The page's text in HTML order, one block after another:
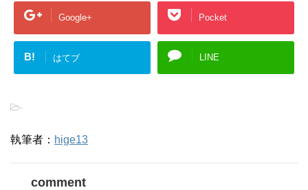
Google+ Pocket
B! はてブ LINE
-
執筆者： hige13
comment